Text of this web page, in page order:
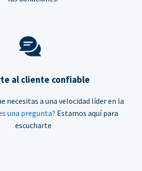
al cliente confiable
necesitas a una velocidad líder en la
una pregunta? Estamos aquí para
escucharte